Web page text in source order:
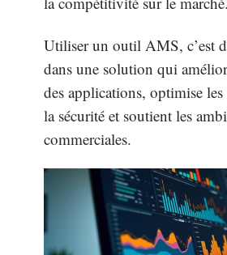
Utiliser un outil AMS, c’est
dans une solution qui
des applications, optimise
la sécurité et soutient les
commerciales.